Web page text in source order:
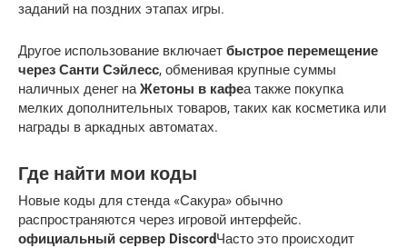
заданий на поздних этапах игры.
Другое использование включает быстрое перемещение
через Санти Сэйлесс, обменивая крупные суммы
наличных денег наЖетоны в кафеа также покупка
мелких дополнительных товаров, таких как косметика или
награды в аркадных автоматах.
Где найти мои коды
Новые коды для стенда «Сакура» обычно
распространяются через игровой интерфейс.
официальный сервер DiscordЧасто это происходит